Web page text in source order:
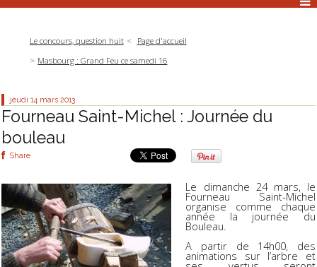
Le concours, question huit
Page d'accueil
Masbourg : Grand Feu ce samedi 16
jeudi 14 mars 2013
Fourneau Saint-Michel : Journée du
bouleau
Share
Le dimanche 24 mars, le
Fourneau Saint-Michel
organise comme chaque
année la journée du
Bouleau.
A partir de 14h00, des
animations sur l’arbre et